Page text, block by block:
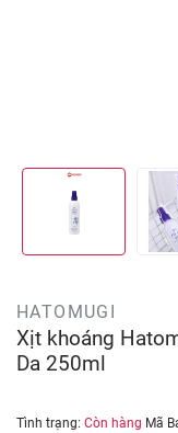
HATOMUGI
Xịt khoáng
Da 250ml
Tình trạng: Còn hàng Mã